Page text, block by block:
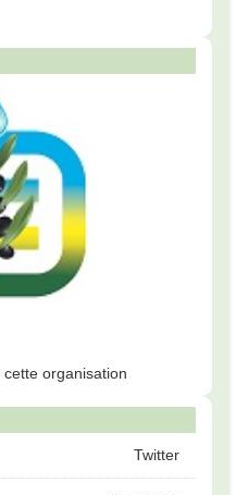
organisation
Twitter